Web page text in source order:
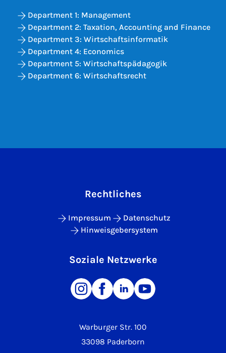
Department 1: Management
Department 2: Taxation, Accounting and Finance
Department 3: Wirtschaftsinformatik
Department 4: Economics
Department 5: Wirtschaftspädagogik
Department 6: Wirtschaftsrecht
Warburger Str. 100
33098 Paderborn
Rechtliches
Impressum
Datenschutz
Hinweisgebersystem
Soziale Netzwerke